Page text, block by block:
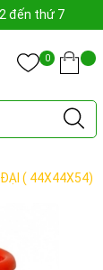
đến thứ 7
0
ĐẠI ( 44X44X54)